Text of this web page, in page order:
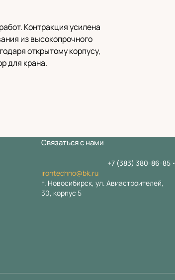
Контракция усилена
из высокопрочного
открытому корпусу,
для крана.
Связаться с нами
+7 (383) 380-86-85
irontechno@bk.ru
г. Новосибирск, ул. Авиастроителей,
30, корпус 5